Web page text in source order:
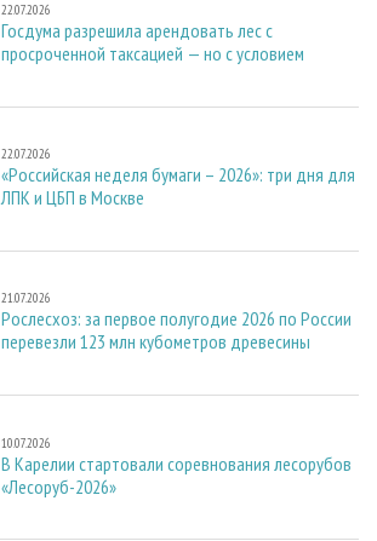
22.07.2026
Госдума разрешила арендовать лес с
просроченной таксацией — но с условием
22.07.2026
«Российская неделя бумаги – 2026»: три дня для
ЛПК и ЦБП в Москве
21.07.2026
Рослесхоз: за первое полугодие 2026 по России
перевезли 123 млн кубометров древесины
10.07.2026
В Карелии стартовали соревнования лесорубов
«Лесоруб-2026»